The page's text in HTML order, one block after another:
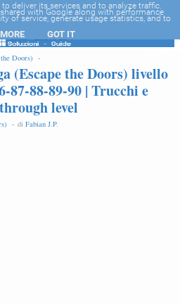
the Doors) -
(Escape the Doors) livello
87-88-89-90 | Trucchi e
level
- di Fabian J.P.
EDIT
deliver its services and to analyze traffic.
with Google along with performance
of service, generate usage statistics, and to
GOT IT